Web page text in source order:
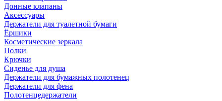
Донные клапаны
Аксессуары
Держатели для туалетной бумаги
Ёршики
Косметические зеркала
Полки
Крючки
Сиденье для душа
Держатели для бумажных полотенец
Держатели для фена
Полотенцедержатели